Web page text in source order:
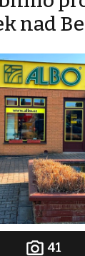
nad
41